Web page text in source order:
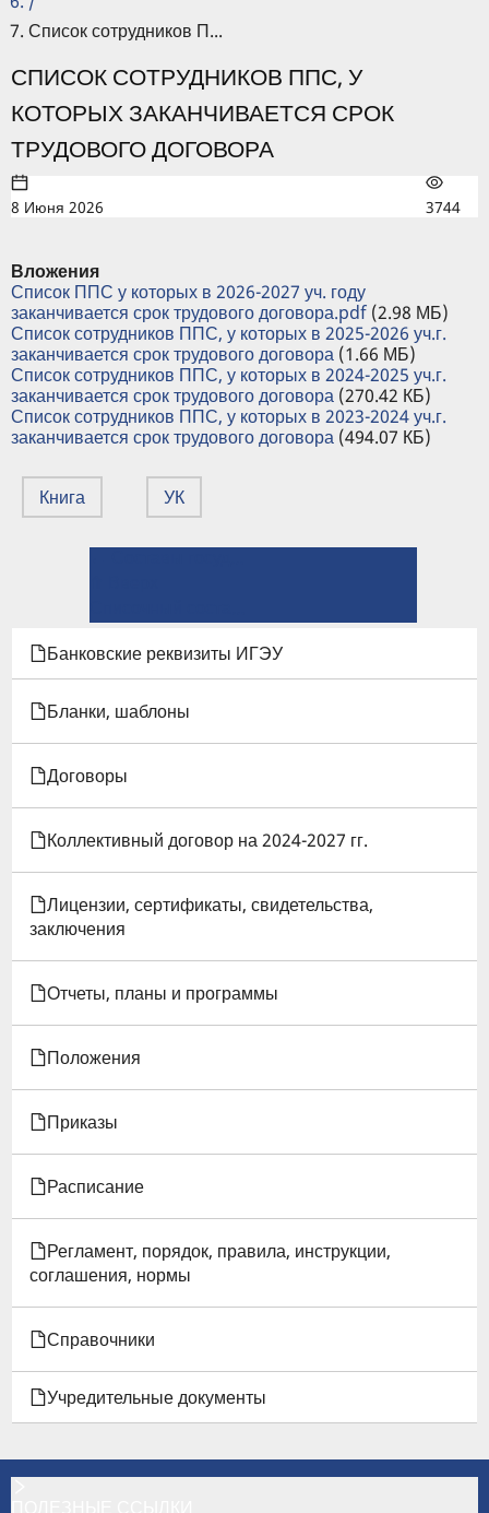
Список сотрудников П...
СПИСОК СОТРУДНИКОВ ППС, У
КОТОРЫХ ЗАКАНЧИВАЕТСЯ СРОК
ТРУДОВОГО ДОГОВОРА
8 Июня 2026 3744
Вложения
Список ППС у которых в 2026-2027 уч. году
заканчивается срок трудового договора.pdf (2.98 МБ)
Список сотрудников ППС, у которых в 2025-2026 уч.г.
заканчивается срок трудового договора (1.66 МБ)
Список сотрудников ППС, у которых в 2024-2025 уч.г.
заканчивается срок трудового договора (270.42 КБ)
Список сотрудников ППС, у которых в 2023-2024 уч.г.
заканчивается срок трудового договора (494.07 КБ)
Книга УК
КНИГИ
ДЛЯ
СПИСОК
СОТРУДНИКОВ
ППС,
У
КОТОРЫХ
ЗАКАНЧИВАЕТСЯ
СРОК
ТРУДОВОГО
ДОГОВОРА
Банковские реквизиты ИГЭУ
Бланки, шаблоны
Договоры
Коллективный договор на 2024-2027 гг.
Лицензии, сертификаты, свидетельства,
заключения
Отчеты, планы и программы
Положения
Приказы
Расписание
Регламент, порядок, правила, инструкции,
соглашения, нормы
Справочники
Учредительные документы